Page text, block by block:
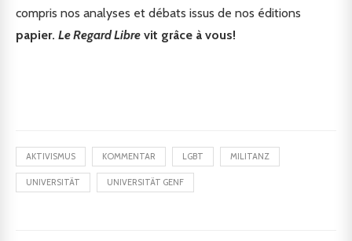
compris nos analyses et débats issus de nos éditions
papier. Le Regard Libre vit grâce à vous!
AKTIVISMUS KOMMENTAR LGBT MILITANZ
UNIVERSITÄT UNIVERSITÄT GENF